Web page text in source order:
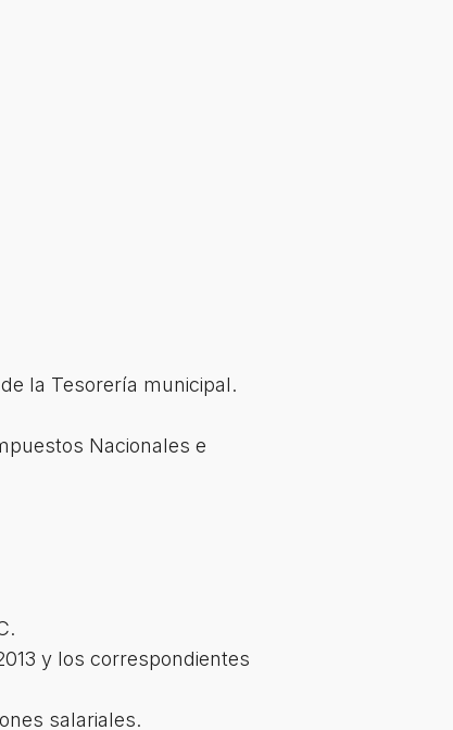
la Tesorería municipal.
Nacionales e
y los correspondientes
salariales.